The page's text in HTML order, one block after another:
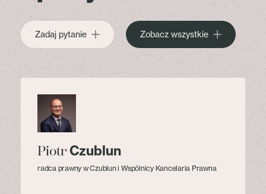
Zadaj pytanie Zobacz wszystkie
PiotrCzublun
radca prawny w Czublun i Wspólnicy Kancelaria Prawna